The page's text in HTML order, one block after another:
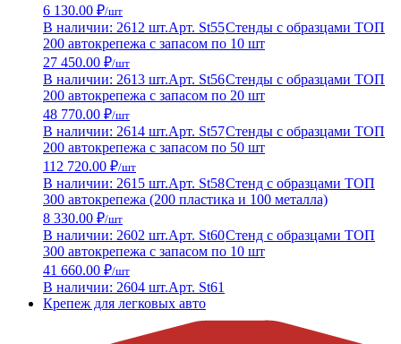
6 130.00 ₽/шт
В наличии: 2612 шт.Арт. St55Стенды с образцами ТОП
200 автокрепежа с запасом по 10 шт
27 450.00 ₽/шт
В наличии: 2613 шт.Арт. St56Стенды с образцами ТОП
200 автокрепежа с запасом по 20 шт
48 770.00 ₽/шт
В наличии: 2614 шт.Арт. St57Стенды с образцами ТОП
200 автокрепежа с запасом по 50 шт
112 720.00 ₽/шт
В наличии: 2615 шт.Арт. St58Стенд с образцами ТОП
300 автокрепежа (200 пластика и 100 металла)
8 330.00 ₽/шт
В наличии: 2602 шт.Арт. St60Стенд с образцами ТОП
300 автокрепежа с запасом по 10 шт
41 660.00 ₽/шт
В наличии: 2604 шт.Арт. St61
Крепеж для легковых авто